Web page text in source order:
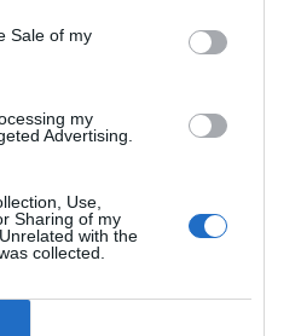
Sale of my
my
Advertising.
Use,
Sharing of my
with the
collected.
för 2 100 000 kronor
såld för 1 150 000
såld för 3 100 000